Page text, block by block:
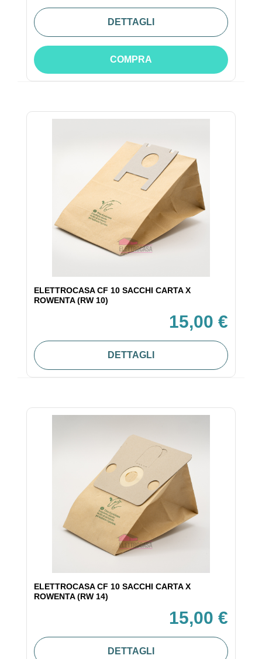
DETTAGLI
COMPRA
ELETTROCASA CF 10 SACCHI CARTA X
ROWENTA (RW 10)
15,00 €
DETTAGLI
ELETTROCASA CF 10 SACCHI CARTA X
ROWENTA (RW 14)
15,00 €
DETTAGLI